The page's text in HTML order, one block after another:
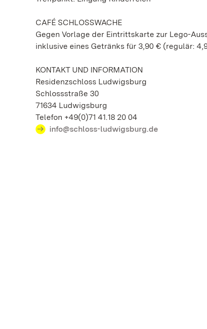
CAFÉ SCHLOSSWACHE
Gegen Vorlage der Eintrittskarte zur Lego-
inklusive eines Getränks für 3,90 € (regulär:
KONTAKT UND INFORMATION
Residenzschloss Ludwigsburg
Schlossstraße 30
71634 Ludwigsburg
Telefon +49(0)71 41.18 20 04
info@schloss-ludwigsburg.de